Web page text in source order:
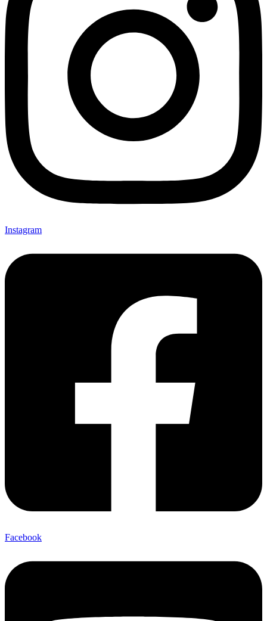
Instagram
Facebook